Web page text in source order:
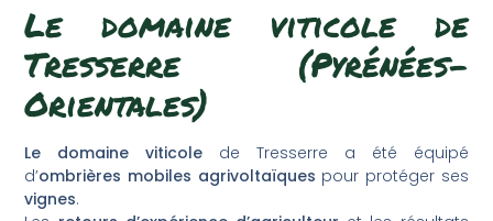
Le domaine viticole de
Tresserre (Pyrénées-
Orientales)
Le domaine viticole de Tresserre a été équipé
d’ombrières mobiles agrivoltaïques pour protéger ses
vignes.